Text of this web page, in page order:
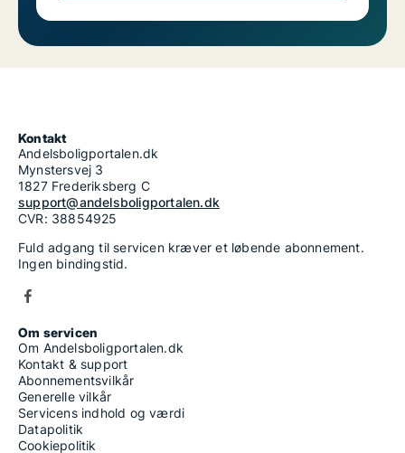
Kontakt
Andelsboligportalen.dk
Mynstersvej 3
1827 Frederiksberg C
support@andelsboligportalen.dk
CVR: 38854925
Fuld adgang til servicen kræver et løbende abonnement.
Ingen bindingstid.
Om servicen
Om Andelsboligportalen.dk
Kontakt & support
Abonnementsvilkår
Generelle vilkår
Servicens indhold og værdi
Datapolitik
Cookiepolitik